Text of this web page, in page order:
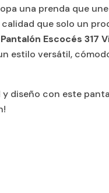
una prenda que
que solo un
Pantalón Escocés 317
estilo versátil,
y diseño con este